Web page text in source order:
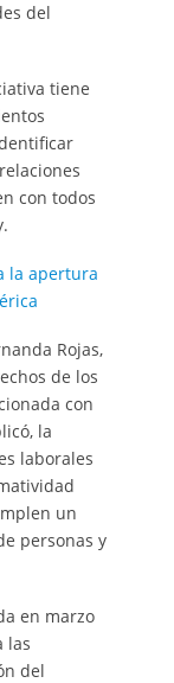
del
tiene
con todos
la apertura
Rojas,
de los
con
la
laborales
un
personas y
en marzo
las
del